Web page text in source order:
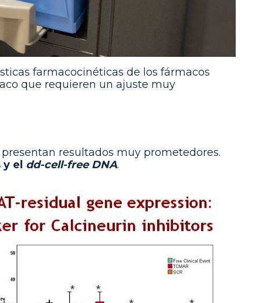
farmacocinéticas de los fármacos
que requieren un ajuste muy
resultados muy prometedores.
el dd-cell-free DNA.